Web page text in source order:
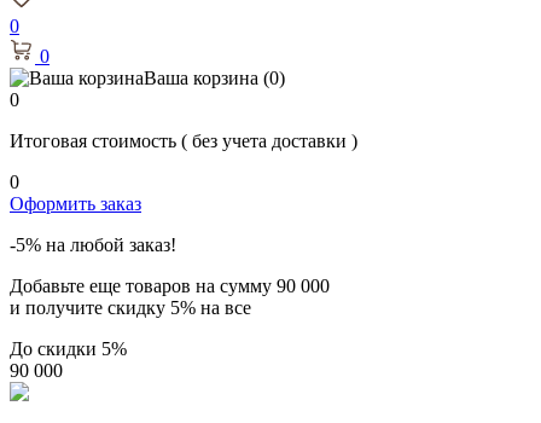
0
0
Ваша корзина (0)
0
Итоговая стоимость ( без учета доставки )
0
Оформить заказ
-5% на любой заказ!
Добавьте еще товаров на сумму 90 000
и получите скидку 5% на все
До скидки 5%
90 000